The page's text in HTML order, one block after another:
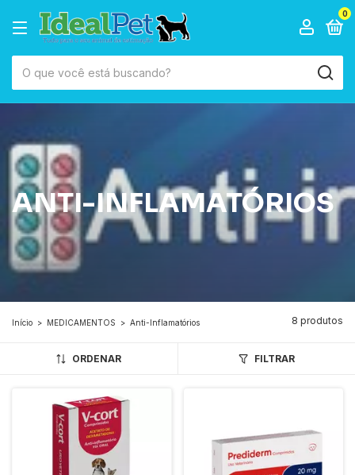
0
ANTI-INFLAMATÓRIOS
Início > MEDICAMENTOS > Anti-Inflamatórios 8 produtos
ORDENAR FILTRAR